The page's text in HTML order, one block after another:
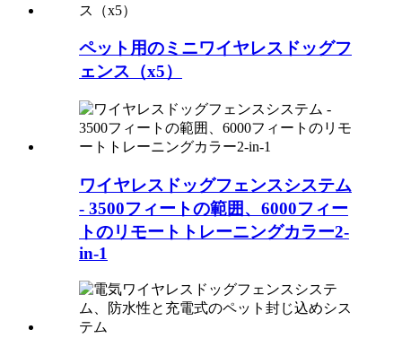
ペット用のミニワイヤレスドッグフ
ェンス（x5）
ワイヤレスドッグフェンスシステム
- 3500フィートの範囲、6000フィー
トのリモートトレーニングカラー2-
in-1